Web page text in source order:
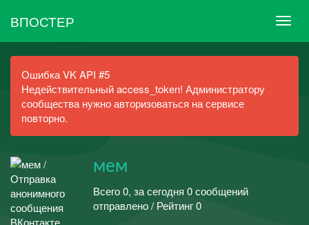
ВПОСТЕР
Ошибка VK API #5
Недействительный access_token! Администратору
сообщества нужно авторизоваться на сервисе
повторно.
мем
Всего 0, за сегодня 0 сообщений
отправлено / Рейтинг 0